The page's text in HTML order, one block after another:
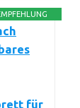
für